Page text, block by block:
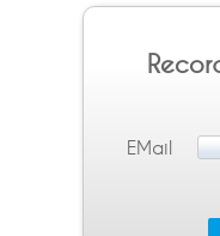
EMail